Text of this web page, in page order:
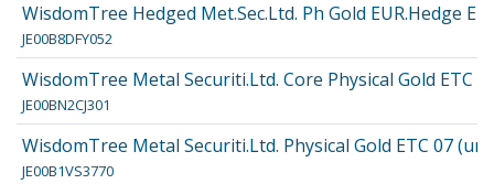
WisdomTree Hedged Met.Sec.Ltd. Ph Gold EUR.Hedge
JE00B8DFY052
WisdomTree Metal Securiti.Ltd. Core Physical Gold ETC
JE00BN2CJ301
WisdomTree Metal Securiti.Ltd. Physical Gold ETC 07
JE00B1VS3770